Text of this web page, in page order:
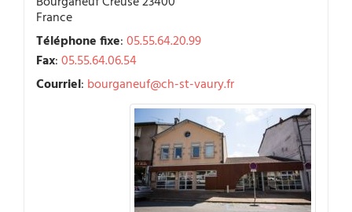
France
Téléphone fixe:05.55.64.20.99
Fax:05.55.64.06.54
Courriel: bourganeuf@ch-st-vaury.fr